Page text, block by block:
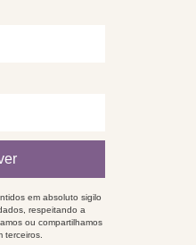
em absoluto sigilo
respeitando a
ou compartilhamos
terceiros.